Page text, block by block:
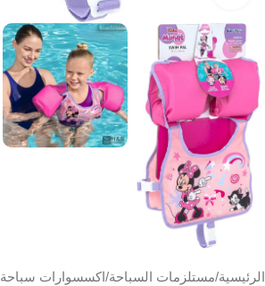
الرئيسية/مستلزمات السباحة/اكسسوارات سباحة